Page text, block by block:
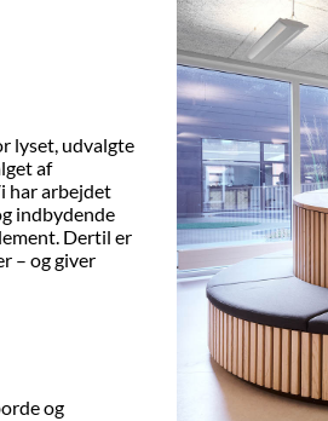
lyset, udvalgte
af
har arbejdet
indbydende
Dertil er
– og giver
og